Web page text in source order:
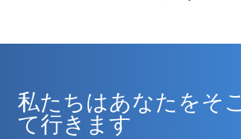
私たちはあなたをそ
て行きます